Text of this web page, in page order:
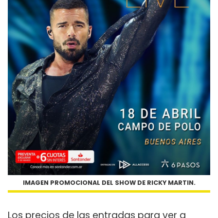
IMAGEN PROMOCIONAL DEL SHOW DE RICKY MARTIN.
Los precios de las entradas para ver a